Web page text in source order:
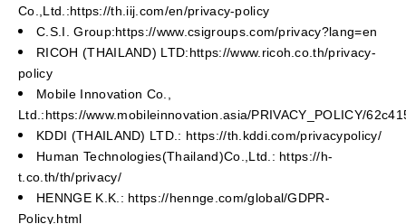
Co.,Ltd.:https://th.iij.com/en/privacy-policy
C.S.I. Group:https://www.csigroups.com/privacy?lang=en
RICOH (THAILAND) LTD:https://www.ricoh.co.th/privacy-
policy
Mobile Innovation Co.,
Ltd.:https://www.mobileinnovation.asia/PRIVACY_POLICY/
KDDI (THAILAND) LTD.: https://th.kddi.com/privacypolicy/
Human Technologies(Thailand)Co.,Ltd.: https://h-
t.co.th/th/privacy/
HENNGE K.K.: https://hennge.com/global/GDPR-
Policy.html